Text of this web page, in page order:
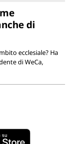
di
ecclesiale? Ha
di WeCa,